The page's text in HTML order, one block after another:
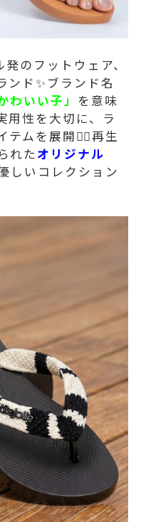
のフットウェア、
ンド✨ブランド名
わいい子」 を意味
用性を大切に、ラ
ムを展開💁‍♀️再生
れたオリジナル
しいコレクション